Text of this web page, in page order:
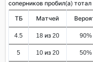
соперников пробил(а)
ТБ Матчей
4.5 18 из 20 90%
5 10 из 20 50%